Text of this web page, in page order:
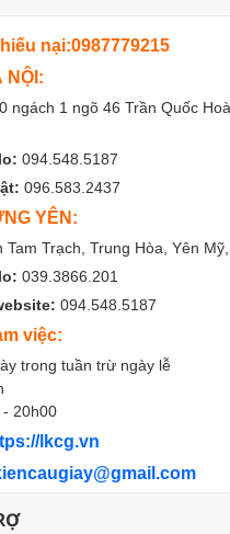
nại:0987779215
NỘI:
ngách 1 ngõ 46 Trần Quốc
094.548.5187
096.583.2437
YÊN:
Tam Trạch, Trung Hòa, Yên
039.3866.201
094.548.5187
việc:
trong tuần trừ ngày lễ
20h00
lkcg.vn